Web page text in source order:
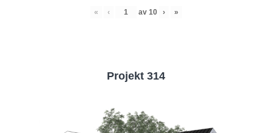
« ‹ av 10 › »
Projekt 314